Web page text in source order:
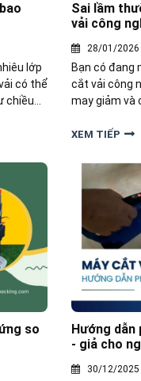
lớp
có thể
chiều
Sai lầm
vải công
28/01/2026
Bạn có đang
cắt vải công
may giảm và
doanh
XEM TIẾP
so
Hướng
- giả cho
30/12/2025